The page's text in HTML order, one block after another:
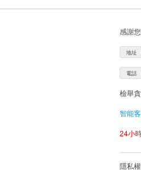
感謝
地址
電話
檢舉
智能
24小
隱私